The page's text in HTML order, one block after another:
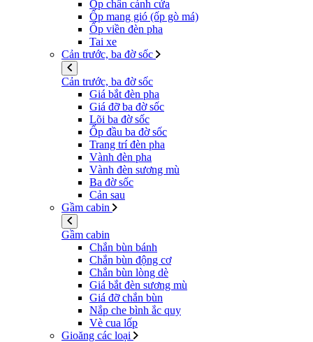
Ốp chân cánh cửa
Ốp mang gió (ốp gò má)
Ốp viền đèn pha
Tai xe
Cản trước, ba đờ sốc
Cản trước, ba đờ sốc
Giá bắt đèn pha
Giá đỡ ba đờ sốc
Lõi ba đờ sốc
Ốp đầu ba đờ sốc
Trang trí đèn pha
Vành đèn pha
Vành đèn sương mù
Ba đờ sốc
Cản sau
Gầm cabin
Gầm cabin
Chắn bùn bánh
Chắn bùn động cơ
Chắn bùn lòng dè
Giá bắt đèn sương mù
Giá đỡ chắn bùn
Nắp che bình ắc quy
Vè cua lốp
Gioăng các loại